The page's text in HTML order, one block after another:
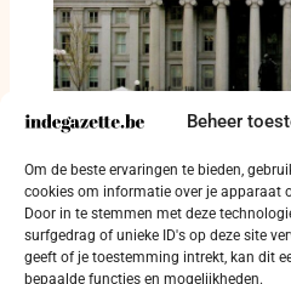
Beheer
Om de beste ervaringen te bieden,
cookies om informatie over je apparaat
Door in te stemmen met deze
surfgedrag of unieke ID's op deze site
geeft of je toestemming intrekt, kan dit
bepaalde functies en mogelijkheden.
Amerikaanse sancties
regiekamers van
2 augustus 2026